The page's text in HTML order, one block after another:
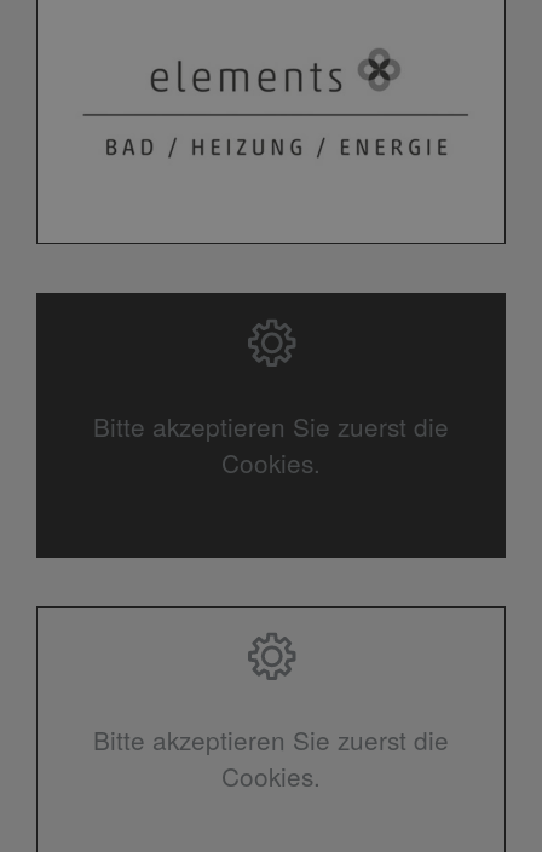
Bitte akzeptieren Sie zuerst die
Cookies.
Bitte akzeptieren Sie zuerst die
Cookies.